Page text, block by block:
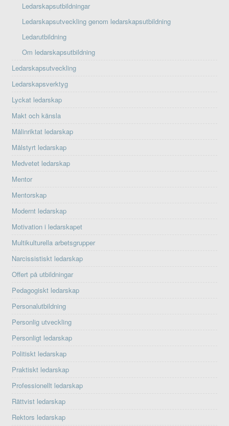
Ledarskapsutbildningar
Ledarskapsutveckling genom ledarskapsutbildning
Ledarutbildning
Om ledarskapsutbildning
Ledarskapsutveckling
Ledarskapsverktyg
Lyckat ledarskap
Makt och känsla
Målinriktat ledarskap
Målstyrt ledarskap
Medvetet ledarskap
Mentor
Mentorskap
Modernt ledarskap
Motivation i ledarskapet
Multikulturella arbetsgrupper
Narcissistiskt ledarskap
Offert på utbildningar
Pedagogiskt ledarskap
Personalutbildning
Personlig utveckling
Personligt ledarskap
Politiskt ledarskap
Praktiskt ledarskap
Professionellt ledarskap
Rättvist ledarskap
Rektors ledarskap